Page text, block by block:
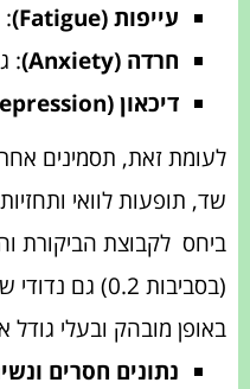
עייפות (Fatigue)
:
חרדה (Anxiety)
:
דיכאון (Depression)
לעומת זאת, תסמינים
שד, תופעות לוואי
ביחס לקבוצת הביקורת
(בסביבות 0.2) גם
באופן מובהק ובעלי גודל
נתונים חסרים